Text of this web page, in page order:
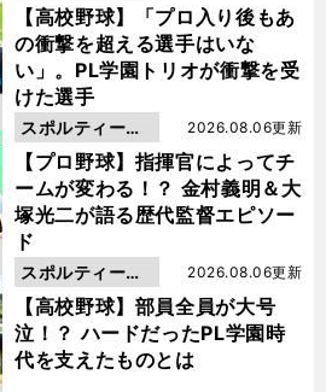
【高校野球】「プロ入り後もあ
の衝撃を超える選手はいな
い」。PL学園トリオが衝撃を受
けた選手
動画
【プロ野球】指揮官によってチ
ームが変わる！？ 金村義明＆大
塚光二が語る歴代監督エピソー
ド
2026.08.06更新
スポルティーバ
動画
【高校野球】部員全員が大号
泣！？ ハードだったPL学園時
代を支えたものとは
2026.08.06更新
スポルティーバ
動画